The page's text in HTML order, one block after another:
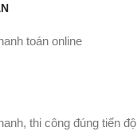
toán online
thi công đúng tiến độ